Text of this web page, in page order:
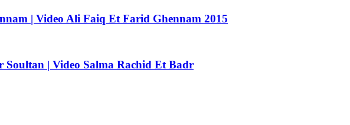
| Video Ali Faiq Et Farid Ghennam 2015
Soultan | Video Salma Rachid Et Badr